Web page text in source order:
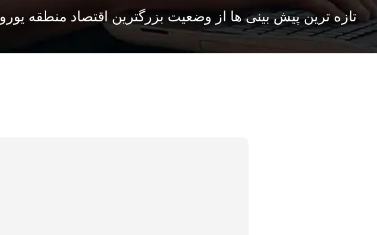
تازه ترین پیش بینی ها از وضعیت بزرگترین اقتصاد منطقه یورو